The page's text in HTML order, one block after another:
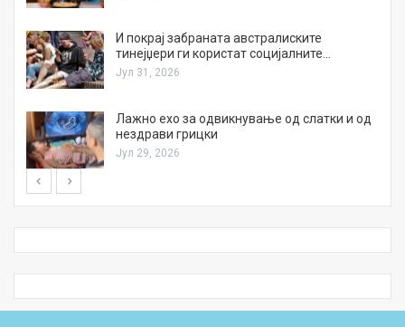
И покрај забраната австралиските
тинејџери ги користат социјалните…
Јул 31, 2026
Лажно ехо за одвикнување од слатки и од
нездрави грицки
Јул 29, 2026